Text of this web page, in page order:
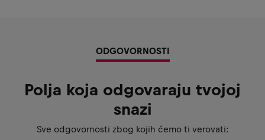
ODGOVORNOSTI
Polja koja odgovaraju tvojoj
snazi
Sve odgovornosti zbog kojih ćemo ti verovati: